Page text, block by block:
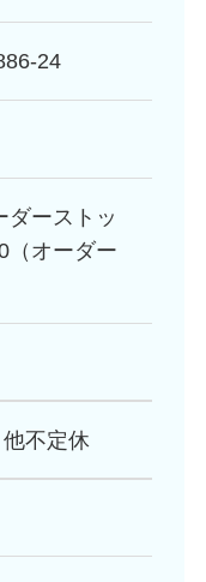
24
ダーストッ
（オーダー
不定休